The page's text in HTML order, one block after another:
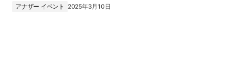
アナザー イベント 2025年3月10日